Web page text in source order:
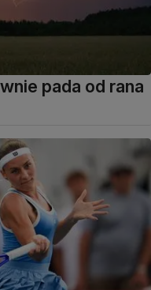
pada od rana